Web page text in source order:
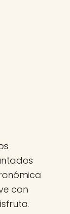
con